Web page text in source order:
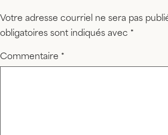
Votre adresse courriel ne sera pas
obligatoires sont indiqués avec *
Commentaire *